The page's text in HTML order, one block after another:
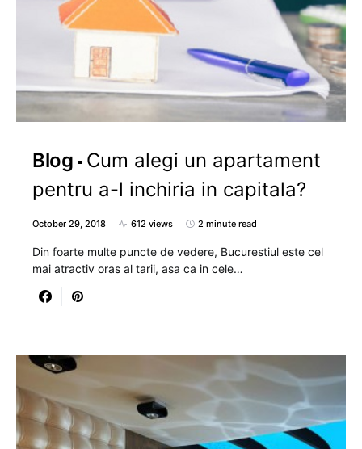
Blog
Cum alegi un apartament
pentru a-l inchiria in capitala?
October 29, 2018 612 views 2 minute read
Din foarte multe puncte de vedere, Bucurestiul este cel
mai atractiv oras al tarii, asa ca in cele…